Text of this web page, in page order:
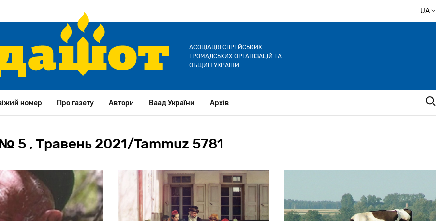
UA
АСОЦІАЦІЯ ЄВРЕЙСЬКИХ
ГРОМАДСЬКИХ ОРГАНІЗАЦІЙ ТА
ОБЩИН УКРАЇНИ
номер Про газету Автори Ваад України Архів
№ 5 , Травень 2021/Tammuz 5781